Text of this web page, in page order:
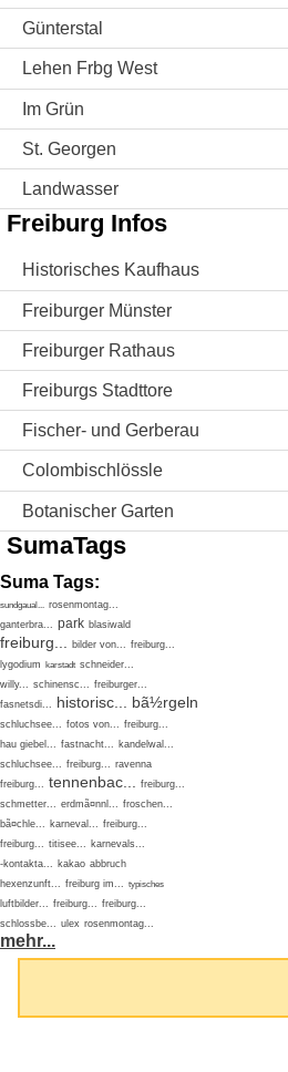
Günterstal
Lehen Frbg West
Im Grün
St. Georgen
Landwasser
Freiburg Infos
Historisches Kaufhaus
Freiburger Münster
Freiburger Rathaus
Freiburgs Stadttore
Fischer- und Gerberau
Colombischlössle
Botanischer Garten
SumaTags
Suma Tags:
sundgaual... rosenmontag...
ganterbra... park blasiwald
freiburg... bilder von... freiburg...
lygodium
karstadt schneider...
willy... schinensc... freiburger...
fasnetsdi... historisc... bã½rgeln
schluchsee... fotos von... freiburg...
hau giebel... fastnacht... kandelwal...
schluchsee... freiburg... ravenna
freiburg... tennenbac...
freiburg...
schmetter... erdmã¤nnl... froschen...
bã¤chle... karneval... freiburg...
freiburg... titisee... karnevals...
-kontakta... kakao abbruch
hexenzunft... freiburg im... typisches
luftbilder... freiburg... freiburg...
schlossbe... ulex rosenmontag...
mehr...